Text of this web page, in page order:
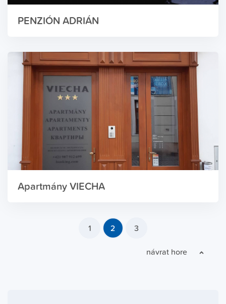
PENZIÓN ADRIÁN
Apartmány VIECHA
1 2
3
návrat hore